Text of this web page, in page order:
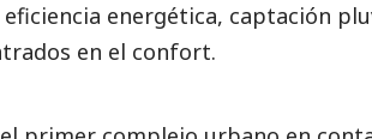
eficiencia energética, captación
en el confort.